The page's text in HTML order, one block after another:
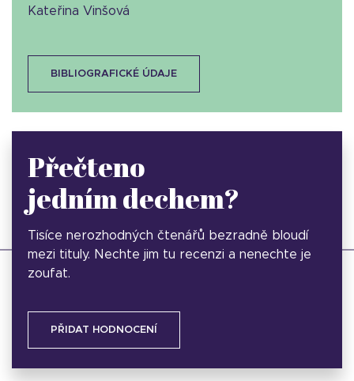
Kateřina Vinšová
BIBLIOGRAFICKÉ ÚDAJE
Přečteno
jedním dechem?
Tisíce nerozhodných čtenářů bezradně bloudí
mezi tituly. Nechte jim tu recenzi a nenechte je
zoufat.
PŘIDAT HODNOCENÍ